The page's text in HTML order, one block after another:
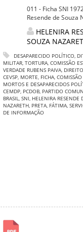
011 - Ficha SNI
Resende de Souza
HELENIRA
SOUZA
DESAPARECIDO POLÍTICO,
MILITAR, TORTURA, COMISSÃO
VERDADE RUBENS PAIVA,
CEVSP, MORTE, FICHA,
MORTOS E DESAPARECIDOS
CEMDP, PCDOB, PARTIDO
BRASIL, SNI, HELENIRA RESENDE
NAZARETH, PRETA, FÁTIMA,
DE INFORMAÇÃO